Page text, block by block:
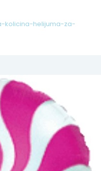
kolicina-helijuma-za-